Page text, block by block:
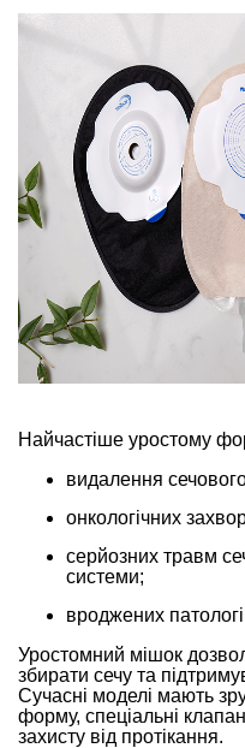
Найчастіше уростому
видалення
онкологічних
серйозних травм
системи;
вроджених
Уростомний мішок
збирати сечу та
Сучасні моделі мають
форму, спеціальні
захисту від протікання.